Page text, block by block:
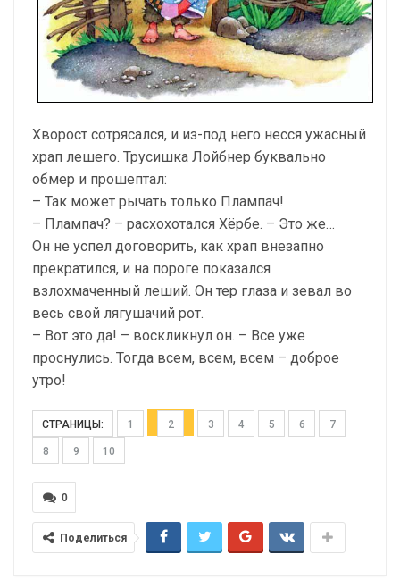
Хворост сотрясался, и из-под него несся ужасный
храп лешего. Трусишка Лойбнер буквально
обмер и прошептал:
– Так может рычать только Плампач!
– Плампач? – расхохотался Хёрбе. – Это же…
Он не успел договорить, как храп внезапно
прекратился, и на пороге показался
взлохмаченный леший. Он тер глаза и зевал во
весь свой лягушачий рот.
– Вот это да! – воскликнул он. – Все уже
проснулись. Тогда всем, всем, всем – доброе
утро!
СТРАНИЦЫ: 1 2 3 4 5 6 7
8 9 10
0
Поделиться